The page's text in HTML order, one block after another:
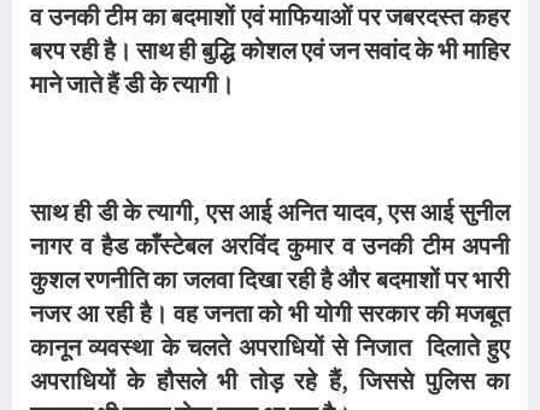
व उनकी टीम का बदमाशों एवं माफियाओं पर जबरदस्त कहर
बरप रही है। साथ ही बुद्धि कोशल एवं जन सवांद के भी माहिर
माने जाते हैं डी के त्यागी।
साथ ही डी के त्यागी, एस आई अनित यादव, एस आई सुनील
नागर व हैड काँस्टेबल अरविंद कुमार व उनकी टीम अपनी
कुशल रणनीति का जलवा दिखा रही है और बदमाशों पर भारी
नजर आ रही है। वह जनता को भी योगी सरकार की मजबूत
कानून व्यवस्था के चलते अपराधियों से निजात दिलाते हुए
अपराधियों के हौसले भी तोड़ रहे हैं, जिससे पुलिस का